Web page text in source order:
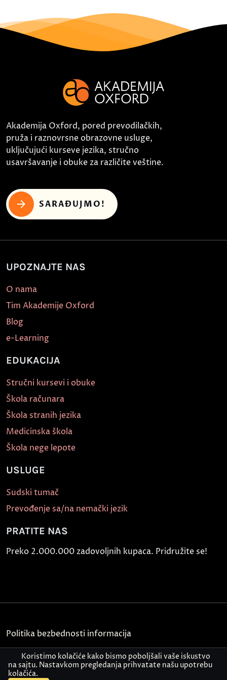
Akademija Oxford, pored prevodilačkih,
pruža i raznovrsne obrazovne usluge,
uključujući kurseve jezika, stručno
usavršavanje i obuke za različite veštine.
SARAĐUJMO!
UPOZNAJTE NAS
O nama
Tim Akademije Oxford
Blog
e-Learning
EDUKACIJA
Stručni kursevi i obuke
Škola računara
Škola stranih jezika
Medicinska škola
Škola nege lepote
USLUGE
Sudski tumač
Prevođenje sa/na nemački jezik
PRATITE NAS
Preko 2.000.000 zadovoljnih kupaca. Pridružite se!
Politika bezbednosti informacija
Kontakt
Koristimo kolačiće kako bismo poboljšali vaše iskustvo
na sajtu. Nastavkom pregledanja prihvatate našu upotrebu
kolačića.